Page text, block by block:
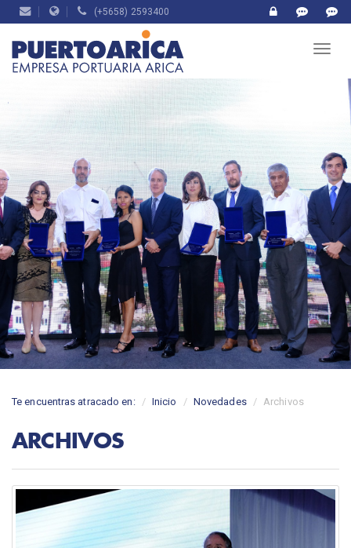
(+5658) 2593400
Te encuentras atracado en: Inicio Novedades Archivos
ARCHIVOS